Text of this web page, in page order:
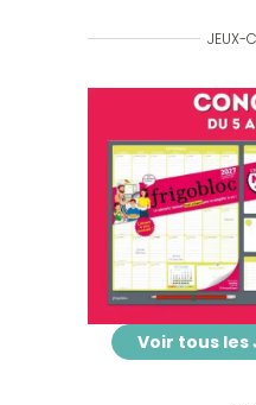
JEUX-
Voir tous